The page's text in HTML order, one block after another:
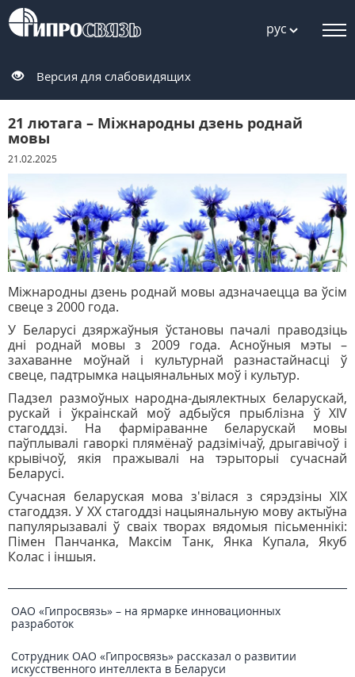
рус
Версия для слабовидящих
21 лютага – Мiжнародны дзень роднай
мовы
21.02.2025
Мiжнародны дзень роднай мовы адзначаецца ва ўсім
свеце з 2000 года.
У Беларусi дзяржаўныя ўстановы пачалi праводзiць
днi роднай мовы з 2009 года. Асноўныя мэты –
захаванне моўнай і культурнай разнастайнасці ў
свеце, падтрымка нацыянальных моў i культур.
Падзел размоўных народна-дыялектных беларускай,
рускай і ўкраінскай моў адбыўся прыблізна ў XIV
стагоддзі. На фармiраванне беларускай мовы
паўплывалі гаворкі плямёнаў радзімічаў, дрыгавічоў і
крывічоў, якія пражывалі на тэрыторыі сучаснай
Беларусі.
Сучасная беларуская мова з'‎вiлася з сярэдзiны XIX
cтагоддзя. У XX стагоддзi нацыянальную мову актыўна
папулярызавалі ў сваiх творах вядомыя пicьменнiкi:
Пімен Панчанка, Максім Танк, Янка Купала, Якуб
Колаc i iншыя.
ОАО «Гипросвязь» – на ярмарке инновационных
разработок
Сотрудник ОАО «Гипросвязь» рассказал о развитии
искусственного интеллекта в Беларуси